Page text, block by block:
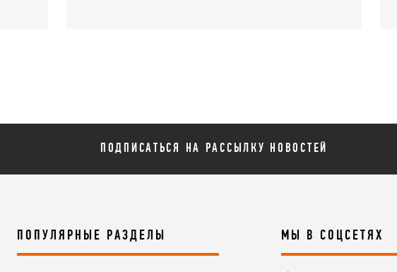
ПОДПИСАТЬСЯ НА РАССЫЛКУ НОВОСТЕЙ
ПОПУЛЯРНЫЕ РАЗДЕЛЫ МЫ В СОЦСЕТЯХ